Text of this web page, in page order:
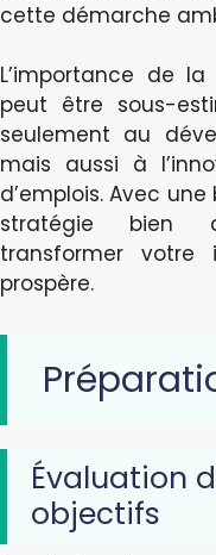
cette démarche
L’importance de
peut être sous-
seulement au
mais aussi à
d’emplois. Avec
stratégie bien
transformer votre
prospère.
Évaluation
objectifs